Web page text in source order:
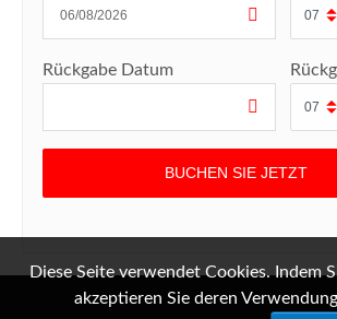
Rückgabe Datum
Diese Seite verwendet Cookies. Indem
akzeptieren Sie deren